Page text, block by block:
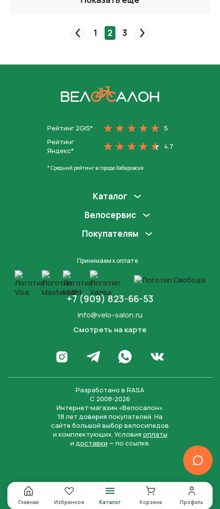
Пред.
1 2 3 След.
Рейтинг 2GIS*
5
Рейтинг
Яндекс*
4.7
* Средний рейтинг в городе Хабаровске
Каталог
Велосервис
Покупателям
Принимаем к оплате
+7 (909) 823-66-53
info@velo-salon.ru
Смотреть на карте
Перейти в Инстаграм
Написать в Телеграм
Написать в WhatsApp
Перейти во
Разработано в RASA
С 2008-2026
Интернет-магазин «Велосалон».
18 лет доверия покупателей. На
сайте большой выбор велосипедов
и комплектующих. Условия оплаты
и доставки — по ссылке.
Главная Избранное Каталог Корзина Профиль
Нажимая на кнопку “Отправить заявку”, вы даете
согласие на обработку персональных данных и
соглашаетесь с политикой конфиденциальности